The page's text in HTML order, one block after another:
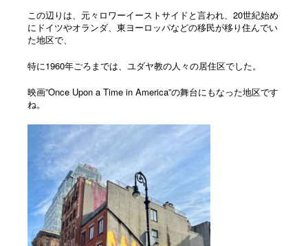
この辺りは、元々ロワーイーストサイドと言われ、20世紀始め
にドイツやオランダ、東ヨーロッパなどの移民が移り住んでい
た地区で、
特に1960年ごろまでは、ユダヤ教の人々の居住区でした。
映画”Once Upon a Time in America”の舞台にもなった地区です
ね。